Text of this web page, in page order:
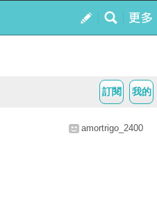
我的
訂閱
amortrigo_2400